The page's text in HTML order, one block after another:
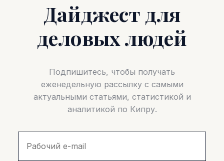
Дайджест для
деловых людей
Подпишитесь, чтобы получать
еженедельную рассылку с самыми
актуальными статьями, статистикой и
аналитикой по Кипру.